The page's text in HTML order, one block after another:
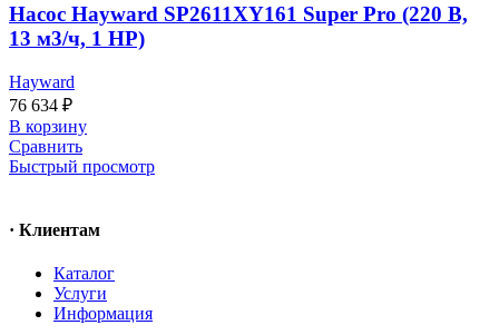
Насос Hayward SP2611XY161 Super Pro (220 В,
13 м3/ч, 1 HP)
Hayward
76 634 ₽
В корзину
Сравнить
Быстрый просмотр
· Клиентам
Каталог
Услуги
Информация